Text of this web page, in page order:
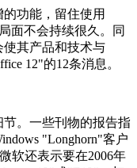
功能，留住使用
面不会持续很久。同
其产品和技术与
12"的12条消息。
。一些刊物的报告指
"Longhorn"客户
软还表示要在2006年